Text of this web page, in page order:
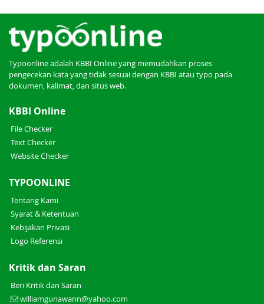
Typoonline adalah KBBI Online yang memudahkan proses
pengecekan kata yang tidak sesuai dengan KBBI atau typo pada
dokumen, kalimat, dan situs web.
KBBI Online
File Checker
Text Checker
Website Checker
TYPOONLINE
Tentang Kami
Syarat & Ketentuan
Kebijakan Privasi
Logo Referensi
Kritik dan Saran
Beri Kritik dan Saran
williamgunawann@yahoo.com